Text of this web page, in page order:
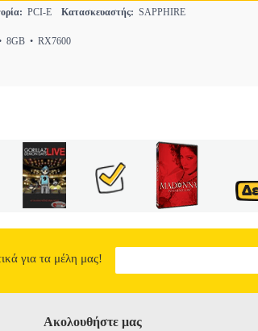
PCI-E Κατασκευαστής: SAPPHIRE
8GB • RX7600
για τα μέλη μας!
Ακολουθήστε μας